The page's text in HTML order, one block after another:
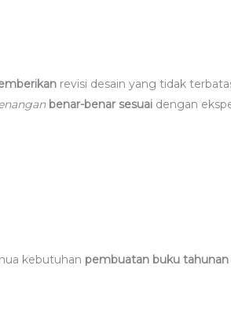
revisi desain yang tidak
benar-benar sesuai dengan
kebutuhan pembuatan buku tahunan